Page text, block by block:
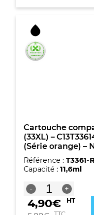
G&G
Epson
T3361
/
T3341
(Série
orange)
-
Noire
photo
Cartouche
(33XL) –
(Série orange) –
Référence : T3361-R
Capacité : 11,6ml
-
quantité
de
Cartouche
+
4,90€ HT